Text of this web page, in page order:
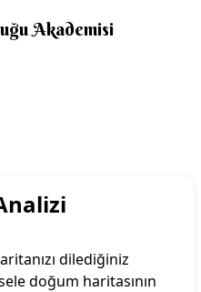
Akademisi
dilediğiniz
doğum haritasının